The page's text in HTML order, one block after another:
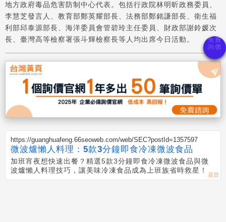
地方政府毒品危害防制中心代表。包括行政院林明昕政務委員、
李慧芝發言人、教育部鄭英耀部長、法務部鄭銘謙部長、衛生福
利部邱泰源部長、海洋委員會管碧玲主任委員、財政部謝鈴媛次
長、臺灣高等檢察署張斗輝檢察長等人均出席今日活動。
https://guanghuafeng.66seoweb.com/web/SEC?postId=1357597
微波爐懶人料理：5款3分鐘即食冷凍微波食品
加班宵夜想快速出餐？精選5款3分鐘即食冷凍微波食品與微
波爐懶人料理技巧，讓美味冷凍食品成為上班族省時救星！